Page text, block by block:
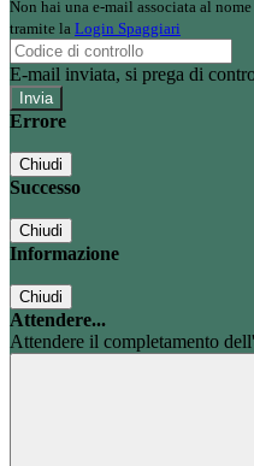
Non hai una e-mail associata al
tramite la Login Spaggiari
E-mail inviata, si prega di
Errore
Chiudi
Successo
Chiudi
Informazione
Chiudi
Attendere...
Attendere il completamento